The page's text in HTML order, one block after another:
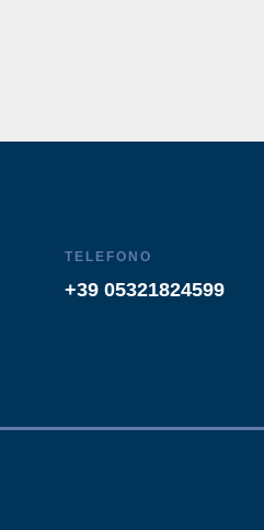
TELEFONO
+39 05321824599